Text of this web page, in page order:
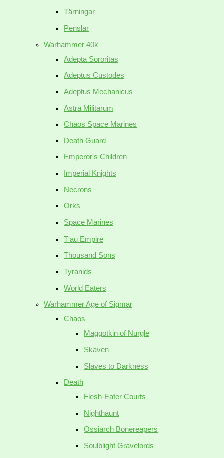
Tärningar
Penslar
Warhammer 40k
Adepta Sororitas
Adeptus Custodes
Adeptus Mechanicus
Astra Militarum
Chaos Space Marines
Death Guard
Emperor's Children
Imperial Knights
Necrons
Orks
Space Marines
T'au Empire
Thousand Sons
Tyranids
World Eaters
Warhammer Age of Sigmar
Chaos
Maggotkin of Nurgle
Skaven
Slaves to Darkness
Death
Flesh-Eater Courts
Nighthaunt
Ossiarch Bonereapers
Soulblight Gravelords